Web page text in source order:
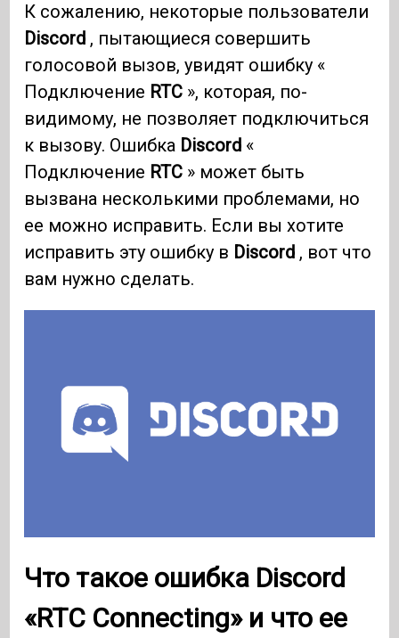
К сожалению, некоторые пользователи
Discord , пытающиеся совершить
голосовой вызов, увидят ошибку «
Подключение RTC », которая, по-
видимому, не позволяет подключиться
к вызову. Ошибка Discord «
Подключение RTC » может быть
вызвана несколькими проблемами, но
ее можно исправить. Если вы хотите
исправить эту ошибку в Discord , вот что
вам нужно сделать.
Что такое ошибка Discord
«RTC Connecting» и что ее